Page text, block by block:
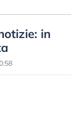
in